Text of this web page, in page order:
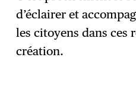
d’éclairer et
les citoyens dans ces
création.